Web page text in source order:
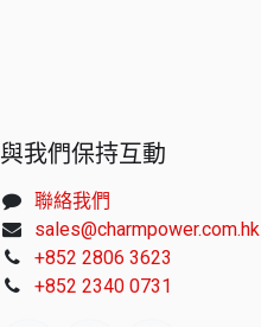
與我們保持互動
聯絡我們
sales@charmpower.com.hk
+852 2806 3623
+852 2340 0731